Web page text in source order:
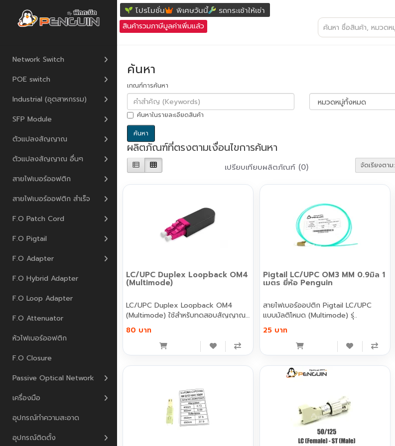
โปรโมชั่น พิเศษวันนี้ รถกระเช้าให้เช่า
สินค้ารวมภาษีมูลค่าเพิ่มแล้ว
Network Switch
POE switch
Industrial (อุตสาหกรรม)
SFP Module
ตัวแปลงสัญญาณ
ตัวแปลงสัญญาณ อื่นๆ
สายไฟเบอร์ออฟติก
สายไฟเบอร์ออฟติก สำเร็จ
F.O Patch Cord
F.O Pigtail
F.O Adapter
F.O Hybrid Adapter
F.O Loop Adapter
F.O Attenuator
หัวไฟเบอร์ออฟติก
F.O Closure
Passive Optical Network
เครื่องมือ
อุปกรณ์ทำความสะอาด
อุปกรณ์ติดตั้ง
ค้นหา
เกณฑ์การค้นหา
ค้นหาในรายละเอียดสินค้า
ผลิตภัณฑ์ที่ตรงตามเงื่อนไขการค้นหา
เปรียบเทียบผลิตภัณฑ์ (0) จัดเรียงตาม:
LC/UPC Duplex Loopback OM4
(Multimode)
LC/UPC Duplex Loopback OM4
(Multimode) ใช้สำหรับทดสอบสัญญาณ
แ..
80 บาท
Pigtail LC/UPC OM3 MM 0.9มิล 1
เมตร ยี่ห้อ Penguin
สายไฟเบอร์ออปติก Pigtail LC/UPC
แบบมัลติโหมด (Multimode) รุ่..
25 บาท